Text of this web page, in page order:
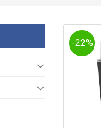
-22%